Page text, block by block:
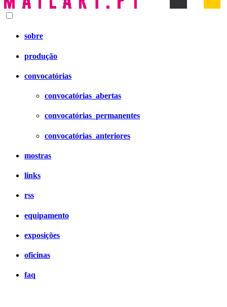
sobre
produção
convocatórias
convocatórias_abertas
convocatórias_permanentes
convocatórias_anteriores
mostras
links
rss
equipamento
exposições
oficinas
faq